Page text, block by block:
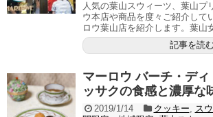
人気の葉山スウィーツ、葉山プ
ウ本店や商品を度々ご紹介して
ロウ葉山店を紹介します。葉山
記事を読む
マーロウ バーチ・デ
ッサクの食感と濃厚
2019/1/14 クッキー, ス